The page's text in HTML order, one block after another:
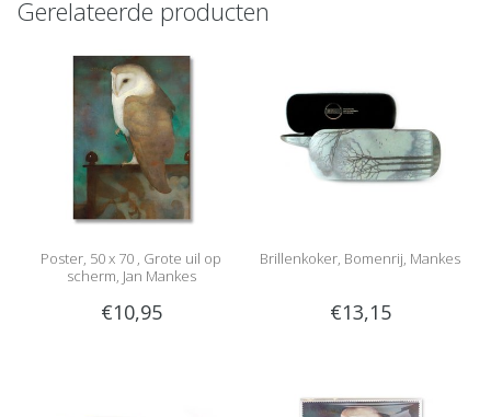
Gerelateerde producten
Poster, 50 x 70 , Grote uil op
scherm, Jan Mankes
€10,95
Brillenkoker, Bomenrij, Mankes
€13,15